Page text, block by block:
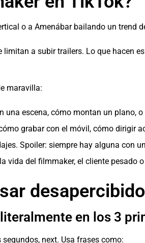
o a Amenábar bailando un trend
a subir trailers. Lo que hacen
maravilla:
una escena, cómo montan un plano,
grabar con el móvil, cómo dirigir
Spoiler: siempre hay alguna con
vida del filmmaker, el cliente pesado
en los 3
next. Usa frases como: